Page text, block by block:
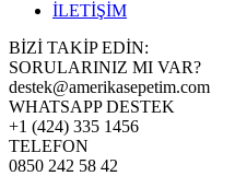
İLETİŞİM
BİZİ TAKİP EDİN:
SORULARINIZ MI VAR?
destek@amerikasepetim.com
WHATSAPP DESTEK
+1 (424) 335 1456
TELEFON
0850 242 58 42